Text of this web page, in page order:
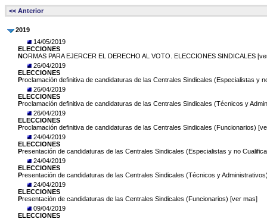
<< Anterior
2019
14/05/2019
ELECCIONES
NORMAS PARA EJERCER EL DERECHO AL VOTO. ELECCIONES SINDICALES
26/04/2019
ELECCIONES
Proclamación definitiva de candidaturas de las Centrales Sindicales (Especialistas y
26/04/2019
ELECCIONES
Proclamación definitiva de candidaturas de las Centrales Sindicales (Técnicos y
26/04/2019
ELECCIONES
Proclamación definitiva de candidaturas de las Centrales Sindicales (Funcionarios)
24/04/2019
ELECCIONES
Presentación de candidaturas de las Centrales Sindicales (Especialistas y no
24/04/2019
ELECCIONES
Presentación de candidaturas de las Centrales Sindicales (Técnicos y
24/04/2019
ELECCIONES
Presentación de candidaturas de las Centrales Sindicales (Funcionarios) [ver mas]
09/04/2019
ELECCIONES